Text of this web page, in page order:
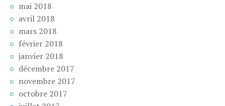
mai 2018
avril 2018
mars 2018
février 2018
janvier 2018
décembre 2017
novembre 2017
octobre 2017